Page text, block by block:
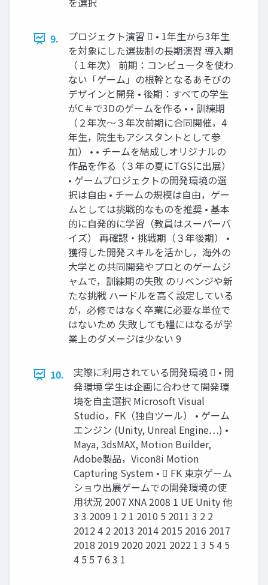
9.
プロジェクト演習  • 1年生から3年生
を対象にした選抜制の長期演習 導入期
（１年次） 前期：コンピュータを使わ
ない「ゲーム」の根幹となるあそびの
デザインと開発 • 後期：すべての学生
がC＃で3Dのゲームを作る • • 訓練期
（２年次～３年次前期に合同開催，4
年生，院生もアシスタントとして参
加） • • チームを結成しオリジナルの
作品を作る（３年の夏にTGSに出展）
• ゲームプロジェクトの開発環境の選
択は自由 • チームの規模は自由，ゲー
ムとしては挑戦的なものを推奨 • 基本
的に自発的に学習（教員はスーパーバ
イズ） 再確認・挑戦期（３年後期） •
獲得した開発スキルを活かし，海外の
大学との共同開発やプロとのゲームジ
ャムで，訓練期の失敗 のリベンジや新
たな挑戦 ハードルを高く設定している
が，必修ではなく卒業に必要な単位で
はないため 失敗しても糧にはなるが学
業上のダメージは少ない 9
10.
実際に利用されている開発環境  • 開
発環境 学生は企画に合わせて開発環
境を自主選択 Microsoft Visual
Studio，FK（独自ツール） • ゲーム
エンジン (Unity, Unreal Engine…) •
Maya, 3dsMAX, Motion Builder,
Adobe製品，Vicon8i Motion
Capturing System •  FK 東京ゲーム
ショウ出展ゲームでの開発環境の使
用状況 2007 XNA 2008 1 UE Unity 他
3 3 2009 1 2 1 2010 5 2011 3 2 2
2012 4 2 2013 2014 2015 2016 2017
2018 2019 2020 2021 2022 1 3 5 4 5
4 5 5 7 6 3 1